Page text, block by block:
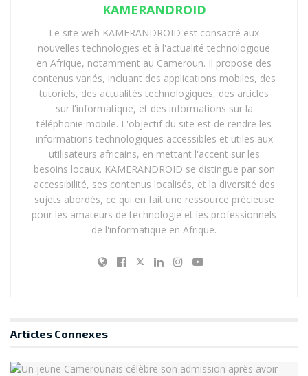
KAMERANDROID
Le site web KAMERANDROID est consacré aux
nouvelles technologies et à l'actualité technologique
en Afrique, notamment au Cameroun. Il propose des
contenus variés, incluant des applications mobiles, des
tutoriels, des actualités technologiques, des articles
sur l'informatique, et des informations sur la
téléphonie mobile. L'objectif du site est de rendre les
informations technologiques accessibles et utiles aux
utilisateurs africains, en mettant l'accent sur les
besoins locaux. KAMERANDROID se distingue par son
accessibilité, ses contenus localisés, et la diversité des
sujets abordés, ce qui en fait une ressource précieuse
pour les amateurs de technologie et les professionnels
de l'informatique en Afrique.
Articles Connexes